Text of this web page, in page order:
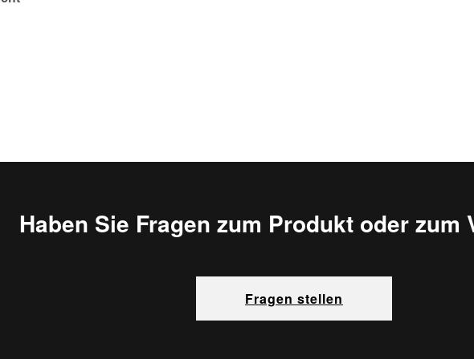
Haben Sie Fragen zum Produkt oder zum
Fragen stellen